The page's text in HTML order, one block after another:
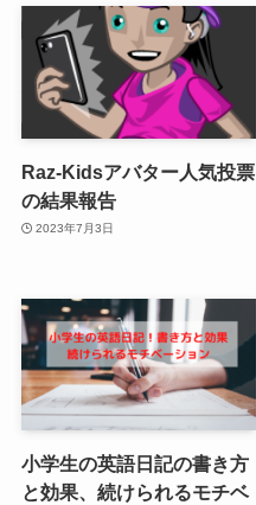
Raz-Kidsアバター人気投票
の結果報告
2023年7月3日
小学生の英語日記の書き方
と効果、続けられるモチベ